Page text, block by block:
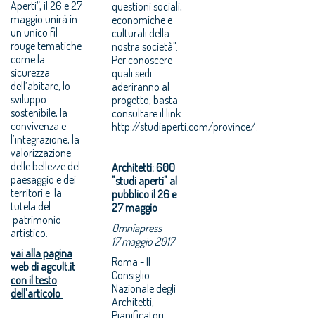
Aperti”, il 26 e 27
maggio unirà in
un unico fil
rouge tematiche
come la
sicurezza
dell’abitare, lo
sviluppo
sostenibile, la
convivenza e
l’integrazione, la
valorizzazione
delle bellezze del
paesaggio e dei
territori e la
tutela del
patrimonio
artistico.
vai alla pagina
web di agcult.it
con il testo
dell'articolo
questioni sociali,
economiche e
culturali della
nostra società".
Per conoscere
quali sedi
aderiranno al
progetto, basta
consultare il link
http://studiaperti.com/province/.
Architetti: 600
"studi aperti" al
pubblico il 26 e
27 maggio
Omniapress
17 maggio 2017
Roma - Il
Consiglio
Nazionale degli
Architetti,
Pianificatori,